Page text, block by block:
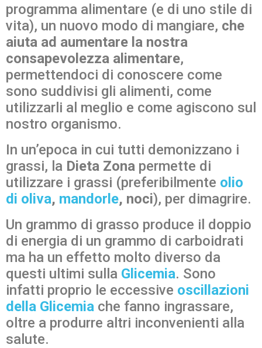
programma alimentare (e di uno stile di
vita), un nuovo modo di mangiare, che
aiuta ad aumentare la nostra
consapevolezza alimentare,
permettendoci di conoscere come
sono suddivisi gli alimenti, come
utilizzarli al meglio e come agiscono sul
nostro organismo.
In un’epoca in cui tutti demonizzano i
grassi, la Dieta Zona permette di
utilizzare i grassi (preferibilmente olio
di oliva, mandorle, noci), per dimagrire.
Un grammo di grasso produce il doppio
di energia di un grammo di carboidrati
ma ha un effetto molto diverso da
questi ultimi sulla Glicemia. Sono
infatti proprio le eccessive oscillazioni
della Glicemia che fanno ingrassare,
oltre a produrre altri inconvenienti alla
salute.